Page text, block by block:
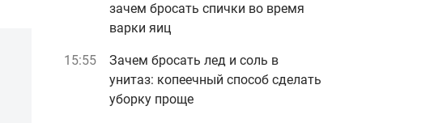
зачем бросать спички во время
варки яиц
15:55
Зачем бросать лед и соль в
унитаз: копеечный способ сделать
уборку проще